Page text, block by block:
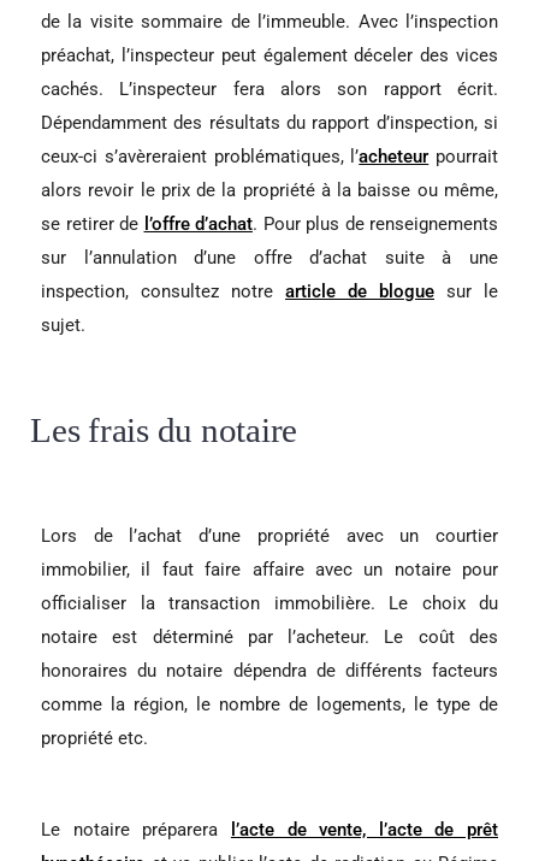
de la visite sommaire de l’immeuble. Avec l’inspection
préachat, l’inspecteur peut également déceler des vices
cachés. L’inspecteur fera alors son rapport écrit.
Dépendamment des résultats du rapport d’inspection, si
ceux-ci s’avèreraient problématiques, l’acheteur pourrait
alors revoir le prix de la propriété à la baisse ou même,
se retirer de l’offre d’achat. Pour plus de renseignements
sur l’annulation d’une offre d’achat suite à une
inspection, consultez notre article de blogue sur le
sujet.
Les frais du notaire
Lors de l’achat d’une propriété avec un courtier
immobilier, il faut faire affaire avec un notaire pour
officialiser la transaction immobilière. Le choix du
notaire est déterminé par l’acheteur. Le coût des
honoraires du notaire dépendra de différents facteurs
comme la région, le nombre de logements, le type de
propriété etc.
Le notaire préparera
l’acte de vente, l’acte de prêt